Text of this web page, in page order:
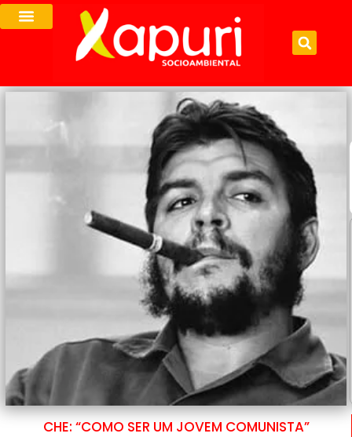
CHE: “COMO SER UM JOVEM COMUNISTA”